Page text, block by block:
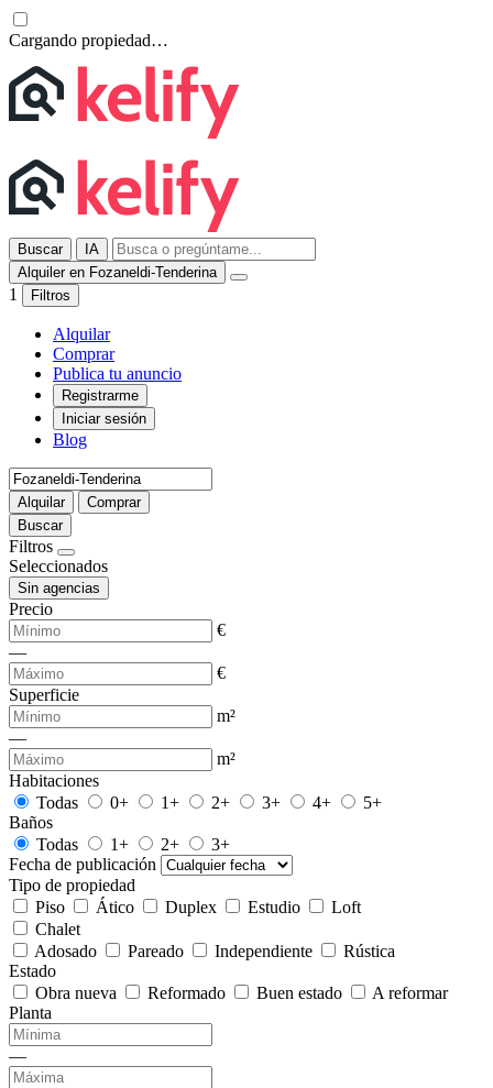
Cargando propiedad…
Buscar
IA
Alquiler en Fozaneldi-Tenderina
1 Filtros
Alquilar
Comprar
Publica tu anuncio
Registrarme
Iniciar sesión
Blog
Alquilar
Comprar
Buscar
Filtros
Seleccionados
Sin agencias
Precio
€
—
€
Superficie
m²
—
m²
Habitaciones
Todas
0+ 1+ 2+ 3+ 4+
5+
Baños
Todas
1+ 2+
3+
Fecha de publicación
Tipo de propiedad
Piso
Ático Duplex Estudio
Loft
Chalet
Adosado
Pareado Independiente
Rústica
Estado
Obra nueva
Reformado Buen estado
A reformar
Planta
—